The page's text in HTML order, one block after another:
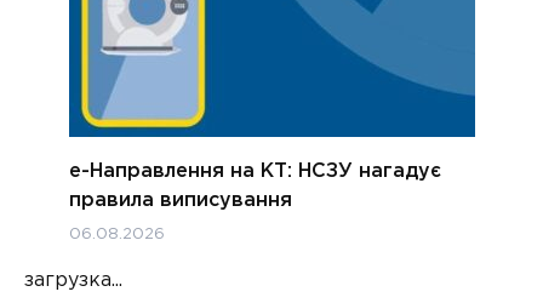
е-Направлення на КТ: НСЗУ нагадує
правила виписування
06.08.2026
загрузка...